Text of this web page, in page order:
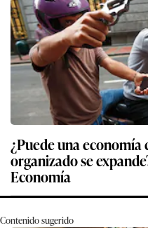
¿Puede una
organizado se
Economía
Contenido sugerido